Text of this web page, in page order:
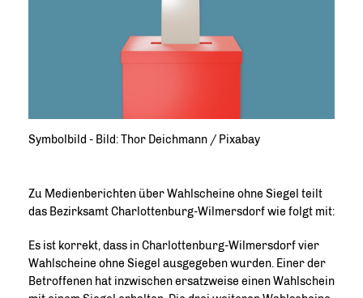
Symbolbild - Bild: Thor Deichmann / Pixabay
Zu Medienberichten über Wahlscheine ohne Siegel teilt
das Bezirksamt Charlottenburg-Wilmersdorf wie folgt mit:
Es ist korrekt, dass in Charlottenburg-Wilmersdorf vier
Wahlscheine ohne Siegel ausgegeben wurden. Einer der
Betroffenen hat inzwischen ersatzweise einen Wahlschein